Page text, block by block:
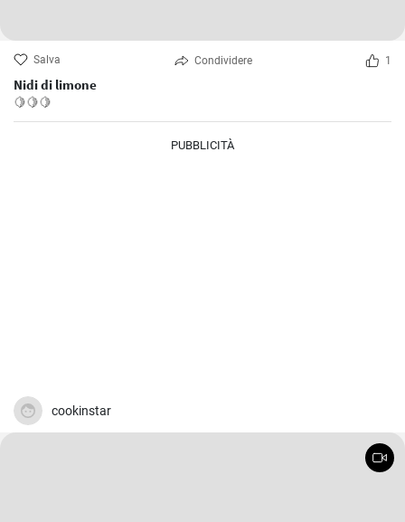
Salva Condividere 1
Nidi di limone
🍋🍋🍋
PUBBLICITÀ
cookinstar